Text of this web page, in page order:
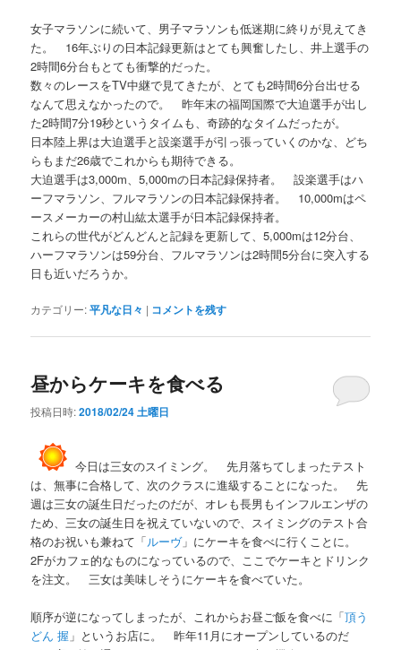
女子マラソンに続いて、男子マラソンも低迷期に終りが見えてき
た。 16年ぶりの日本記録更新はとても興奮したし、井上選手の
2時間6分台もとても衝撃的だった。
数々のレースをTV中継で見てきたが、とても2時間6分台出せる
なんて思えなかったので。 昨年末の福岡国際で大迫選手が出し
た2時間7分19秒というタイムも、奇跡的なタイムだったが。
日本陸上界は大迫選手と設楽選手が引っ張っていくのかな、どち
らもまだ26歳でこれからも期待できる。
大迫選手は3,000m、5,000mの日本記録保持者。 設楽選手はハ
ーフマラソン、フルマラソンの日本記録保持者。 10,000mはペ
ースメーカーの村山紘太選手が日本記録保持者。
これらの世代がどんどんと記録を更新して、5,000mは12分台、
ハーフマラソンは59分台、フルマラソンは2時間5分台に突入する
日も近いだろうか。
カテゴリー:平凡な日々 | コメントを残す
昼からケーキを食べる
投稿日時:2018/02/24 土曜日
今日は三女のスイミング。 先月落ちてしまったテスト
は、無事に合格して、次のクラスに進級することになった。 先
週は三女の誕生日だったのだが、オレも長男もインフルエンザの
ため、三女の誕生日を祝えていないので、スイミングのテスト合
格のお祝いも兼ねて「ルーヴ」にケーキを食べに行くことに。
2Fがカフェ的なものになっているので、ここでケーキとドリンク
を注文。 三女は美味しそうにケーキを食べていた。
順序が逆になってしまったが、これからお昼ご飯を食べに「頂う
どん 握 」というお店に。 昨年11月にオープンしているのだ